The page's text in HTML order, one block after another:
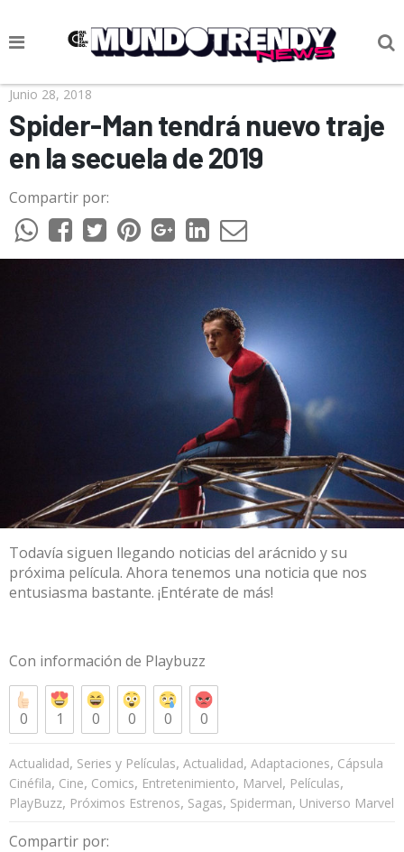
NOTICIAS
CULTURA POP
CIENCIA Y TECNOLOGÍA
VIDA
SOCIEDAD
Junio 28, 2018
Spider-Man tendrá nuevo traje
en la secuela de 2019
Compartir por:
Todavía siguen llegando noticias del arácnido y su
próxima película. Ahora tenemos una noticia que nos
entusiasma bastante. ¡Entérate de más!
Con información de Playbuzz
0 1 0 0 0 0
Actualidad, Series y Películas, Actualidad, Adaptaciones, Cápsula
Cinéfila, Cine, Comics, Entretenimiento, Marvel, Películas,
PlayBuzz, Próximos Estrenos, Sagas, Spiderman, Universo Marvel
Compartir por: